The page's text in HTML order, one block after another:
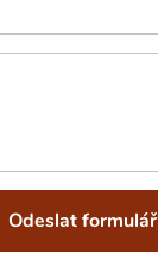
Odeslat formulář